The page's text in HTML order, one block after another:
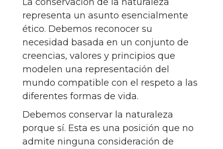
representa un asunto esencialmente
ético. Debemos reconocer su
necesidad basada en un conjunto de
creencias, valores y principios que
modelen una representación del
mundo compatible con el respeto a las
diferentes formas de vida.
Debemos conservar la naturaleza
porque sí. Esta es una posición que no
admite ninguna consideración de